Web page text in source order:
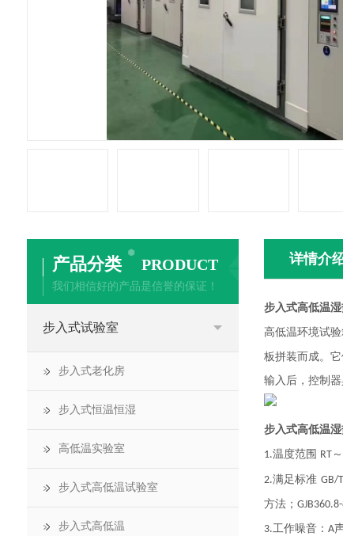
详情介
步入式高低温
高低温环境试
板拼装而成。
输入后，控制
步入式高低温
1.温度范围 RT～
2.满足标准 GB/
方法；
3.工作噪音： A
产品分类 PRODUCT
我们相信好的产品是信誉的保证！
步入式试验室
步入式老化房
步入式恒温恒湿
高低温实验室
步入式高低温试验室
步入式高低温